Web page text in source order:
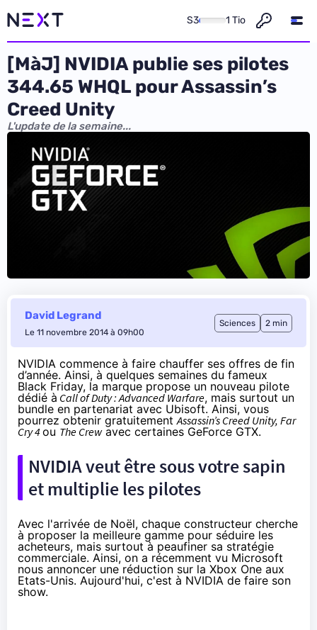
S3 1 Tio
[MàJ] NVIDIA publie ses pilotes
344.65 WHQL pour Assassin’s
Creed Unity
L'update de la semaine...
David Legrand
Le 11 novembre 2014 à 09h00
Sciences 2 min
NVIDIA commence à faire chauffer ses offres de fin
d’année. Ainsi, à quelques semaines du fameux
Black Friday, la marque propose un nouveau pilote
dédié à Call of Duty : Advanced Warfare, mais surtout un
bundle en partenariat avec Ubisoft. Ainsi, vous
pourrez obtenir gratuitementAssassin’s Creed Unity, Far
Cry 4 ou The Crewavec certaines GeForce GTX.
NVIDIA veut être sous votre sapin
et multiplie les pilotes
Avec l'arrivée de Noël, chaque constructeur cherche
à proposer la meilleure gamme pour séduire les
acheteurs, mais surtout à peaufiner sa stratégie
commerciale. Ainsi, on a récemment vu Microsoft
nous annoncer une réduction sur la Xbox One aux
Etats-Unis. Aujourd'hui, c'est à NVIDIA de faire son
show.